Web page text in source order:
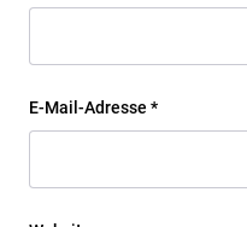
E-Mail-Adresse *